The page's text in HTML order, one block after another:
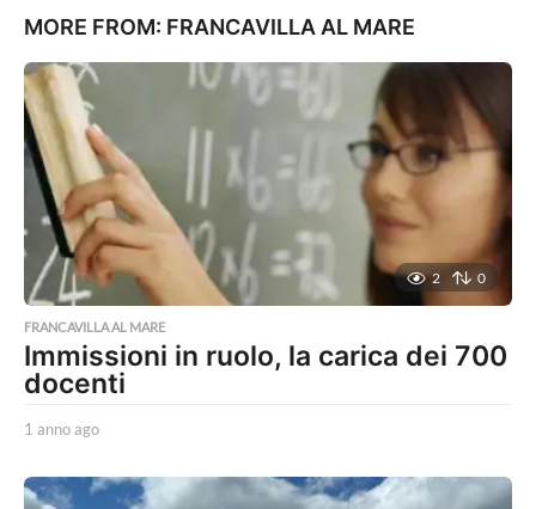
MORE FROM: FRANCAVILLA AL MARE
2 0
FRANCAVILLA AL MARE
Immissioni in ruolo, la carica dei 700
docenti
1 anno ago
n